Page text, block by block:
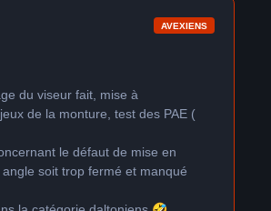
AVEXIENS
du viseur fait, mise à
de la monture, test des PAE (
le défaut de mise en
soit trop fermé et manqué